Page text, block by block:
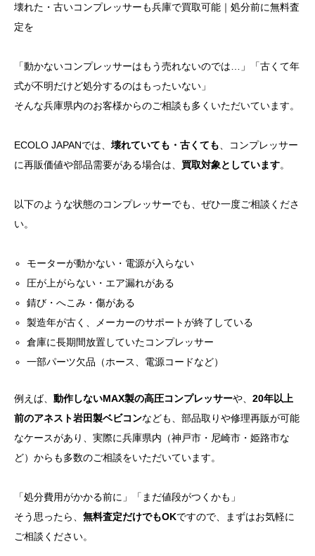
壊れた・古いコンプレッサーも兵庫で買取可能｜処分前に無料査
定を
「動かないコンプレッサーはもう売れないのでは…」「古くて年
式が不明だけど処分するのはもったいない」
そんな兵庫県内のお客様からのご相談も多くいただいています。
ECOLO JAPANでは、 壊れていても・古くても 、コンプレッサー
に再販価値や部品需要がある場合は、 買取対象としています。
以下のような状態のコンプレッサーでも、ぜひ一度ご相談くださ
い。
モーターが動かない・電源が入らない
圧が上がらない・エア漏れがある
錆び・へこみ・傷がある
製造年が古く、メーカーのサポートが終了している
倉庫に長期間放置していたコンプレッサー
一部パーツ欠品（ホース、電源コードなど）
例えば、 動作しないMAX製の高圧コンプレッサーや、 20年以上
前のアネスト岩田製ベビコンなども、部品取りや修理再販が可能
なケースがあり、実際に兵庫県内（神戸市・尼崎市・姫路市な
ど）からも多数のご相談をいただいています。
「処分費用がかかる前に」「まだ値段がつくかも」
そう思ったら、 無料査定だけでもOKですので、まずはお気軽に
ご相談ください。